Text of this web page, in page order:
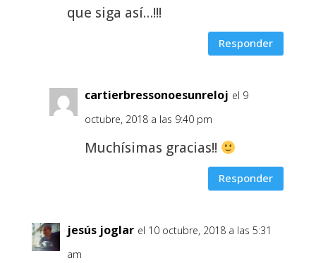
que siga así…!!!
Responder
cartierbressonoesunreloj el 9
octubre, 2018 a las 9:40 pm
Muchísimas gracias!!
Responder
jesús joglar el 10 octubre, 2018 a las 5:31
am